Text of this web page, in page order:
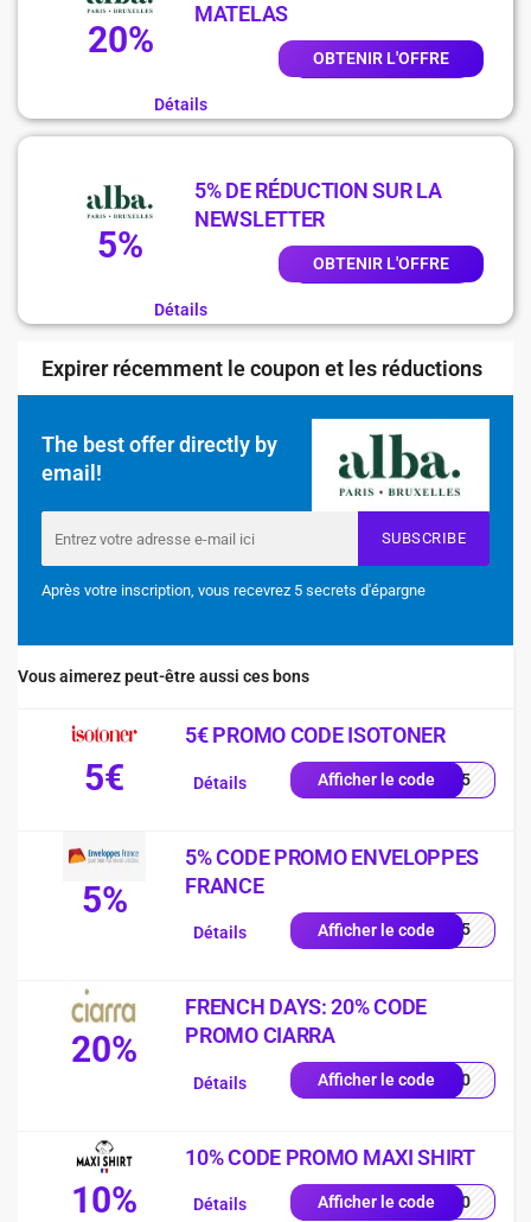
20%
MATELAS
OBTENIR L'OFFRE
Détails
5%
5% DE RÉDUCTION SUR LA
NEWSLETTER
OBTENIR L'OFFRE
Détails
Expirer récemment le coupon et les réductions
The best offer directly by
email!
SUBSCRIBE
Après votre inscription, vous recevrez 5 secrets d'épargne
Vous aimerez peut-être aussi ces bons
5€
5€ PROMO CODE ISOTONER
Afficher le code2605
Détails
5%
5% CODE PROMO ENVELOPPES
FRANCE
Afficher le codeRST5
Détails
20%
FRENCH DAYS: 20% CODE
PROMO CIARRA
Afficher le codeFD20
Détails
10%
10% CODE PROMO MAXI SHIRT
Afficher le codeME10
Détails